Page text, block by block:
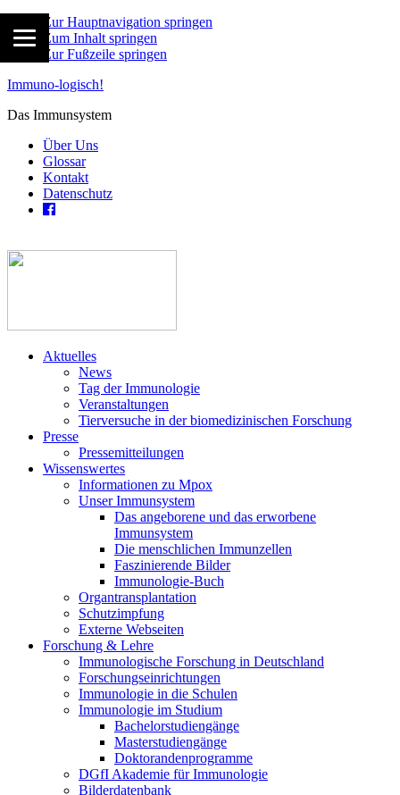
Zur Hauptnavigation springen
Zum Inhalt springen
Zur Fußzeile springen
Immuno-logisch!
Das Immunsystem
Über Uns
Glossar
Kontakt
Datenschutz
Aktuelles
News
Tag der Immunologie
Veranstaltungen
Tierversuche in der biomedizinischen Forschung
Presse
Pressemitteilungen
Wissenswertes
Informationen zu Mpox
Unser Immunsystem
Das angeborene und das erworbene
Immunsystem
Die menschlichen Immunzellen
Faszinierende Bilder
Immunologie-Buch
Organtransplantation
Schutzimpfung
Externe Webseiten
Forschung & Lehre
Immunologische Forschung in Deutschland
Forschungseinrichtungen
Immunologie in die Schulen
Immunologie im Studium
Bachelorstudiengänge
Masterstudiengänge
Doktorandenprogramme
DGfI Akademie für Immunologie
Bilderdatenbank